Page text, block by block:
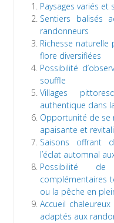
Paysages variés
Sentiers balisés
randonneurs
Richesse naturelle
flore diversifiées
Possibilité
souffle
Villages
authentique dans
Opportunité de se
apaisante et
Saisons offrant
l’éclat automnal
Possibilité
complémentaires
ou la pêche en
Accueil
adaptés aux